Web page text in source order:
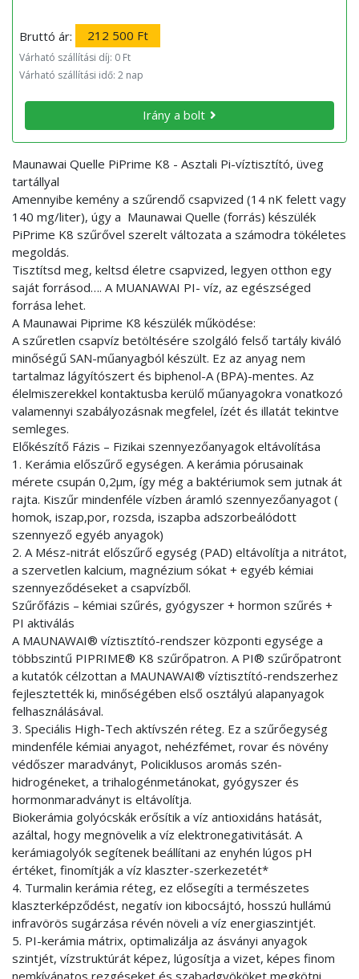
Bruttó ár: 212 500 Ft
Várható szállítási díj: 0 Ft
Várható szállítási idő: 2 nap
Irány a bolt
Maunawai Quelle PiPrime K8 - Asztali Pi-víztisztító, üveg
tartállyal
Amennyibe kemény a szűrendő csapvized (14 nK felett vagy
140 mg/liter), úgy a Maunawai Quelle (forrás) készülék
PiPrime K8 szűrővel szerelt változata a számodra tökéletes
megoldás.
Tisztítsd meg, keltsd életre csapvized, legyen otthon egy
saját forrásod…. A MUANAWAI PI- víz, az egészséged
forrása lehet.
A Maunawai Piprime K8 készülék működése:
A szűretlen csapvíz betöltésére szolgáló felső tartály kiváló
minőségű SAN-műanyagból készült. Ez az anyag nem
tartalmaz lágyítószert és biphenol-A (BPA)-mentes. Az
élelmiszerekkel kontaktusba kerülő műanyagokra vonatkozó
valamennyi szabályozásnak megfelel, ízét és illatát tekintve
semleges.
Előkészítő Fázis – Fizikai szennyezőanyagok eltávolítása
1. Kerámia előszűrő egységen. A kerámia pórusainak
mérete csupán 0,2μm, így még a baktériumok sem jutnak át
rajta. Kiszűr mindenféle vízben áramló szennyezőanyagot (
homok, iszap,por, rozsda, iszapba adszorbeálódott
szennyező egyéb anyagok)
2. A Mész-nitrát előszűrő egység (PAD) eltávolítja a nitrátot,
a szervetlen kalcium, magnézium sókat + egyéb kémiai
szennyeződéseket a csapvízből.
Szűrőfázis – kémiai szűrés, gyógyszer + hormon szűrés +
PI aktiválás
A MAUNAWAI® víztisztító-rendszer központi egysége a
többszintű PIPRIME® K8 szűrőpatron. A PI® szűrőpatront
a kutatók célzottan a MAUNAWAI® víztisztító-rendszerhez
fejlesztették ki, minőségében első osztályú alapanyagok
felhasználásával.
3. Speciális High-Tech aktívszén réteg. Ez a szűrőegység
mindenféle kémiai anyagot, nehézfémet, rovar és növény
védőszer maradványt, Policiklusos aromás szén-
hidrogéneket, a trihalogénmetánokat, gyógyszer és
hormonmaradványt is eltávolítja.
Biokerámia golyócskák erősítik a víz antioxidáns hatását,
azáltal, hogy megnövelik a víz elektronegativitását. A
kerámiagolyók segítenek beállítani az enyhén lúgos pH
értéket, finomítják a víz klaszter-szerkezetét*
4. Turmalin kerámia réteg, ez elősegíti a természetes
klaszterképződést, negatív ion kibocsájtó, hosszú hullámú
infravörös sugárzása révén növeli a víz energiaszintjét.
5. PI-kerámia mátrix, optimalizálja az ásványi anyagok
szintjét, vízstruktúrát képez, lúgosítja a vizet, képes finom
nemkívánatos rezgéseket és szabadgyököket megkötni